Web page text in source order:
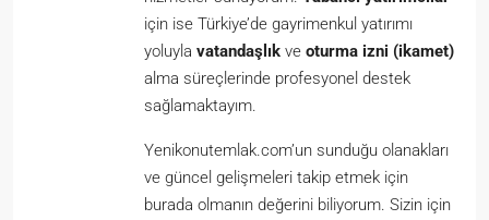
için ise Türkiye’de gayrimenkul yatırımı
yoluyla vatandaşlık ve oturma izni (ikamet)
alma süreçlerinde profesyonel destek
sağlamaktayım.
Yenikonutemlak.com’un sunduğu olanakları
ve güncel gelişmeleri takip etmek için
burada olmanın değerini biliyorum. Sizin için